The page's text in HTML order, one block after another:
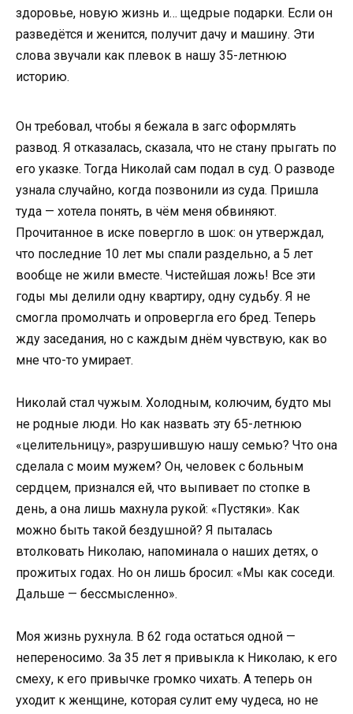
здоровье, новую жизнь и… щедрые подарки. Если он
разведётся и женится, получит дачу и машину. Эти
слова звучали как плевок в нашу 35-летнюю
историю.
Он требовал, чтобы я бежала в загс оформлять
развод. Я отказалась, сказала, что не стану прыгать по
его указке. Тогда Николай сам подал в суд. О разводе
узнала случайно, когда позвонили из суда. Пришла
туда — хотела понять, в чём меня обвиняют.
Прочитанное в иске повергло в шок: он утверждал,
что последние 10 лет мы спали раздельно, а 5 лет
вообще не жили вместе. Чистейшая ложь! Все эти
годы мы делили одну квартиру, одну судьбу. Я не
смогла промолчать и опровергла его бред. Теперь
жду заседания, но с каждым днём чувствую, как во
мне что-то умирает.
Николай стал чужым. Холодным, колючим, будто мы
не родные люди. Но как назвать эту 65-летнюю
«целительницу», разрушившую нашу семью? Что она
сделала с моим мужем? Он, человек с больным
сердцем, признался ей, что выпивает по стопке в
день, а она лишь махнула рукой: «Пустяки». Как
можно быть такой бездушной? Я пыталась
втолковать Николаю, напоминала о наших детях, о
прожитых годах. Но он лишь бросил: «Мы как соседи.
Дальше — бессмысленно».
Моя жизнь рухнула. В 62 года остаться одной —
непереносимо. За 35 лет я привыкла к Николаю, к его
смеху, к его привычке громко чихать. А теперь он
уходит к женщине, которая сулит ему чудеса, но не